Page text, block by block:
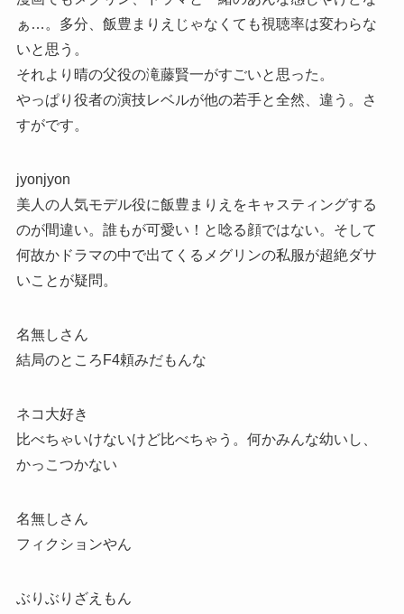
ぁ…。多分、飯豊まりえじゃなくても視聴率は変わらな
いと思う。
それより晴の父役の滝藤賢一がすごいと思った。
やっぱり役者の演技レベルが他の若手と全然、違う。さ
すがです。
jyonjyon
美人の人気モデル役に飯豊まりえをキャスティングする
のが間違い。誰もが可愛い！と唸る顔ではない。そして
何故かドラマの中で出てくるメグリンの私服が超絶ダサ
いことが疑問。
名無しさん
結局のところF4頼みだもんな
ネコ大好き
比べちゃいけないけど比べちゃう。何かみんな幼いし、
かっこつかない
名無しさん
フィクションやん
ぶりぶりざえもん